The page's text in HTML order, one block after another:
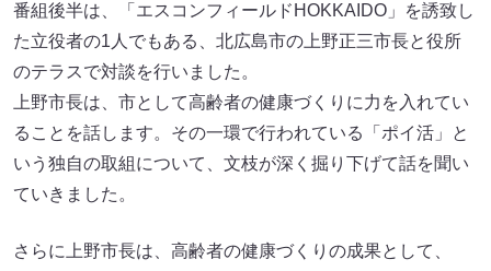
番組後半は、「エスコンフィールドHOKKAIDO」を誘致し
た立役者の1人でもある、北広島市の上野正三市長と役所
のテラスで対談を行いました。
上野市長は、市として高齢者の健康づくりに力を入れてい
ることを話します。その一環で行われている「ポイ活」と
いう独自の取組について、文枝が深く掘り下げて話を聞い
ていきました。
さらに上野市長は、高齢者の健康づくりの成果として、